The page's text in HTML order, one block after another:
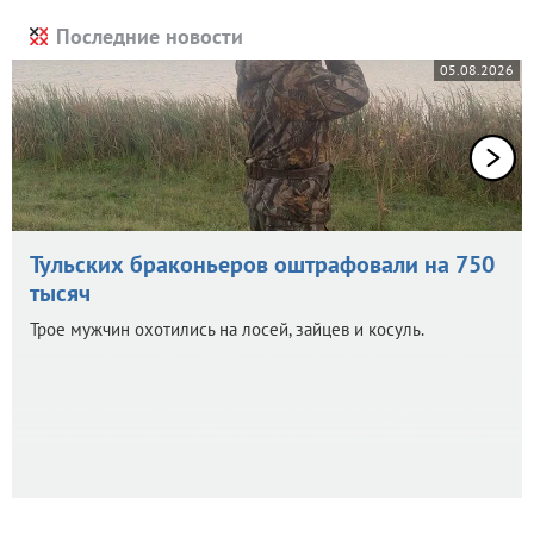
Последние новости
05.08.2026
Тульских браконьеров оштрафовали на 750
тысяч
Трое мужчин охотились на лосей, зайцев и косуль.